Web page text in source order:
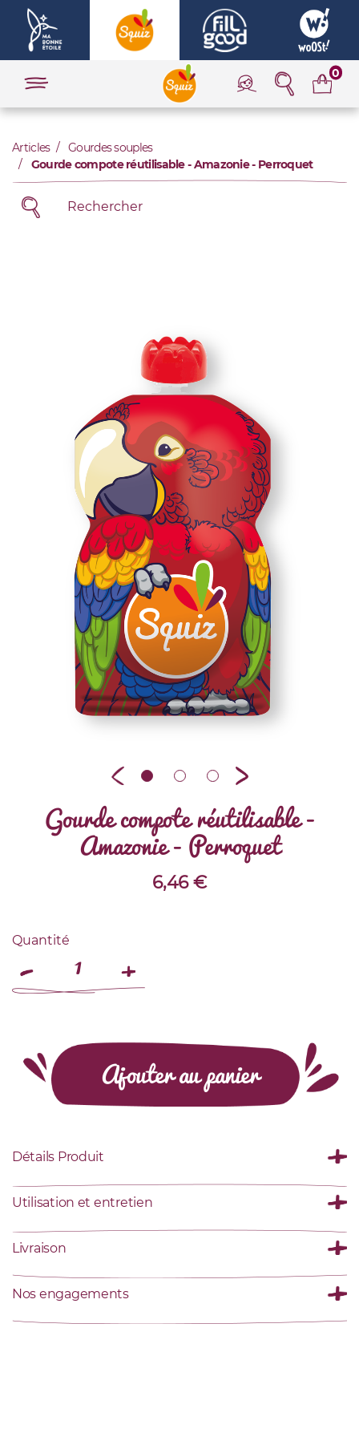
0
Articles
Gourdes souples
Gourde compote réutilisable - Amazonie - Perroquet
Gourde compote réutilisable -
Amazonie - Perroquet
6,46€
Quantité
Ajouter au panier
Détails Produit
Utilisation et entretien
Livraison
Nos engagements